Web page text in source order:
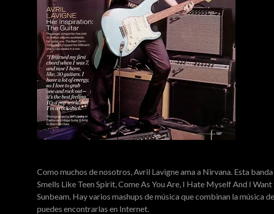
Como muchos de nosotros, Avril Lavigne ama a Nirvana. Esta
Smells Like Teen Spirit, Come As You Are, I Hate Myself And I
Sunbeam. Hay varios mashups de música que combinan la música
puedes encontrarlas en Internet.